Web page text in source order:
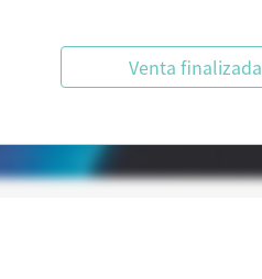
Venta finalizada